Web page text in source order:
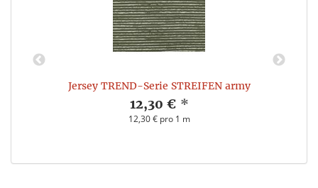
Jersey TREND-Serie STREIFEN army
12,30 € *
12,30 € pro 1 m